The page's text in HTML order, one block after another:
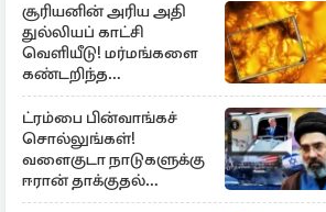
சூரியனின் அரிய அதி
துல்லியப் காட்சி
வெளியீடு! மர்மங்களை
கண்டறிந்த
விஞ்ஞானிகள்
ட்ரம்பை பின்வாங்கச்
சொல்லுங்கள்!
வளைகுடா நாடுகளுக்கு
ஈரான் தாக்குதல்
எச்சரிக்கை